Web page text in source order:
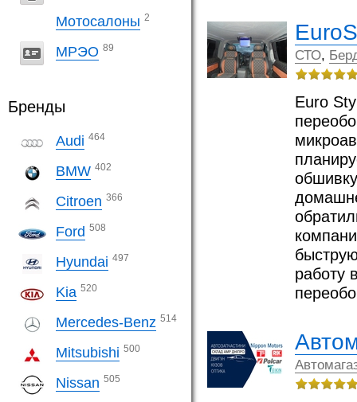
Мотосалоны 2
МРЭО 89
Бренды
Audi 464
BMW 402
Citroen 366
Ford 508
Hyundai 497
Kia 520
Mercedes-Benz 514
Mitsubishi 500
Nissan 505
СТО,
Euro
работу